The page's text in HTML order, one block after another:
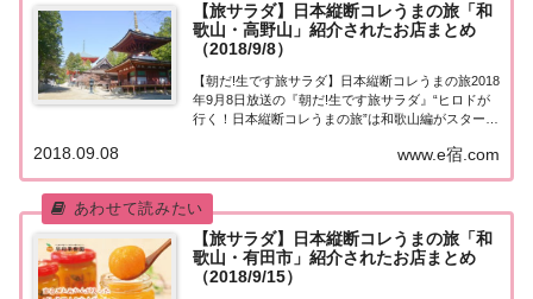
【旅サラダ】日本縦断コレうまの旅「和
歌山・高野山」紹介されたお店まとめ
（2018/9/8）
【朝だ!生です旅サラダ】日本縦断コレうまの旅2018
年9月8日放送の『朝だ!生です旅サラダ』“ヒロドが
行く！日本縦断コレうまの旅”は和歌山編がスター
レうまの旅「和歌山・高野山」「ヒロドが行く！日
本縦断コレうまの旅」今週から和歌山編がス...
www.e宿.com
2018.09.08
【旅サラダ】日本縦断コレうまの旅「和
歌山・有田市」紹介されたお店まとめ
（2018/9/15）